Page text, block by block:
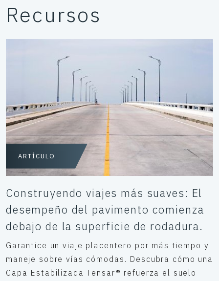
Recursos
ARTÍCULO
Construyendo viajes más suaves: El
desempeño del pavimento comienza
debajo de la superficie de rodadura.
Garantice un viaje placentero por más tiempo y
maneje sobre vías cómodas. Descubra cómo una
Capa Estabilizada Tensar® refuerza el suelo